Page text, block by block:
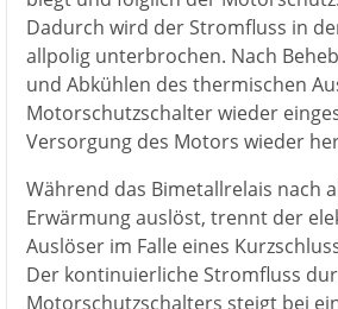
Dadurch wird der Stromfluss in
allpolig unterbrochen. Nach
und Abkühlen des thermischen
Motorschutzschalter wieder
Versorgung des Motors wieder
Während das Bimetallrelais nach
Erwärmung auslöst, trennt der
Auslöser im Falle eines
Der kontinuierliche Stromfluss
Motorschutzschalters steigt bei